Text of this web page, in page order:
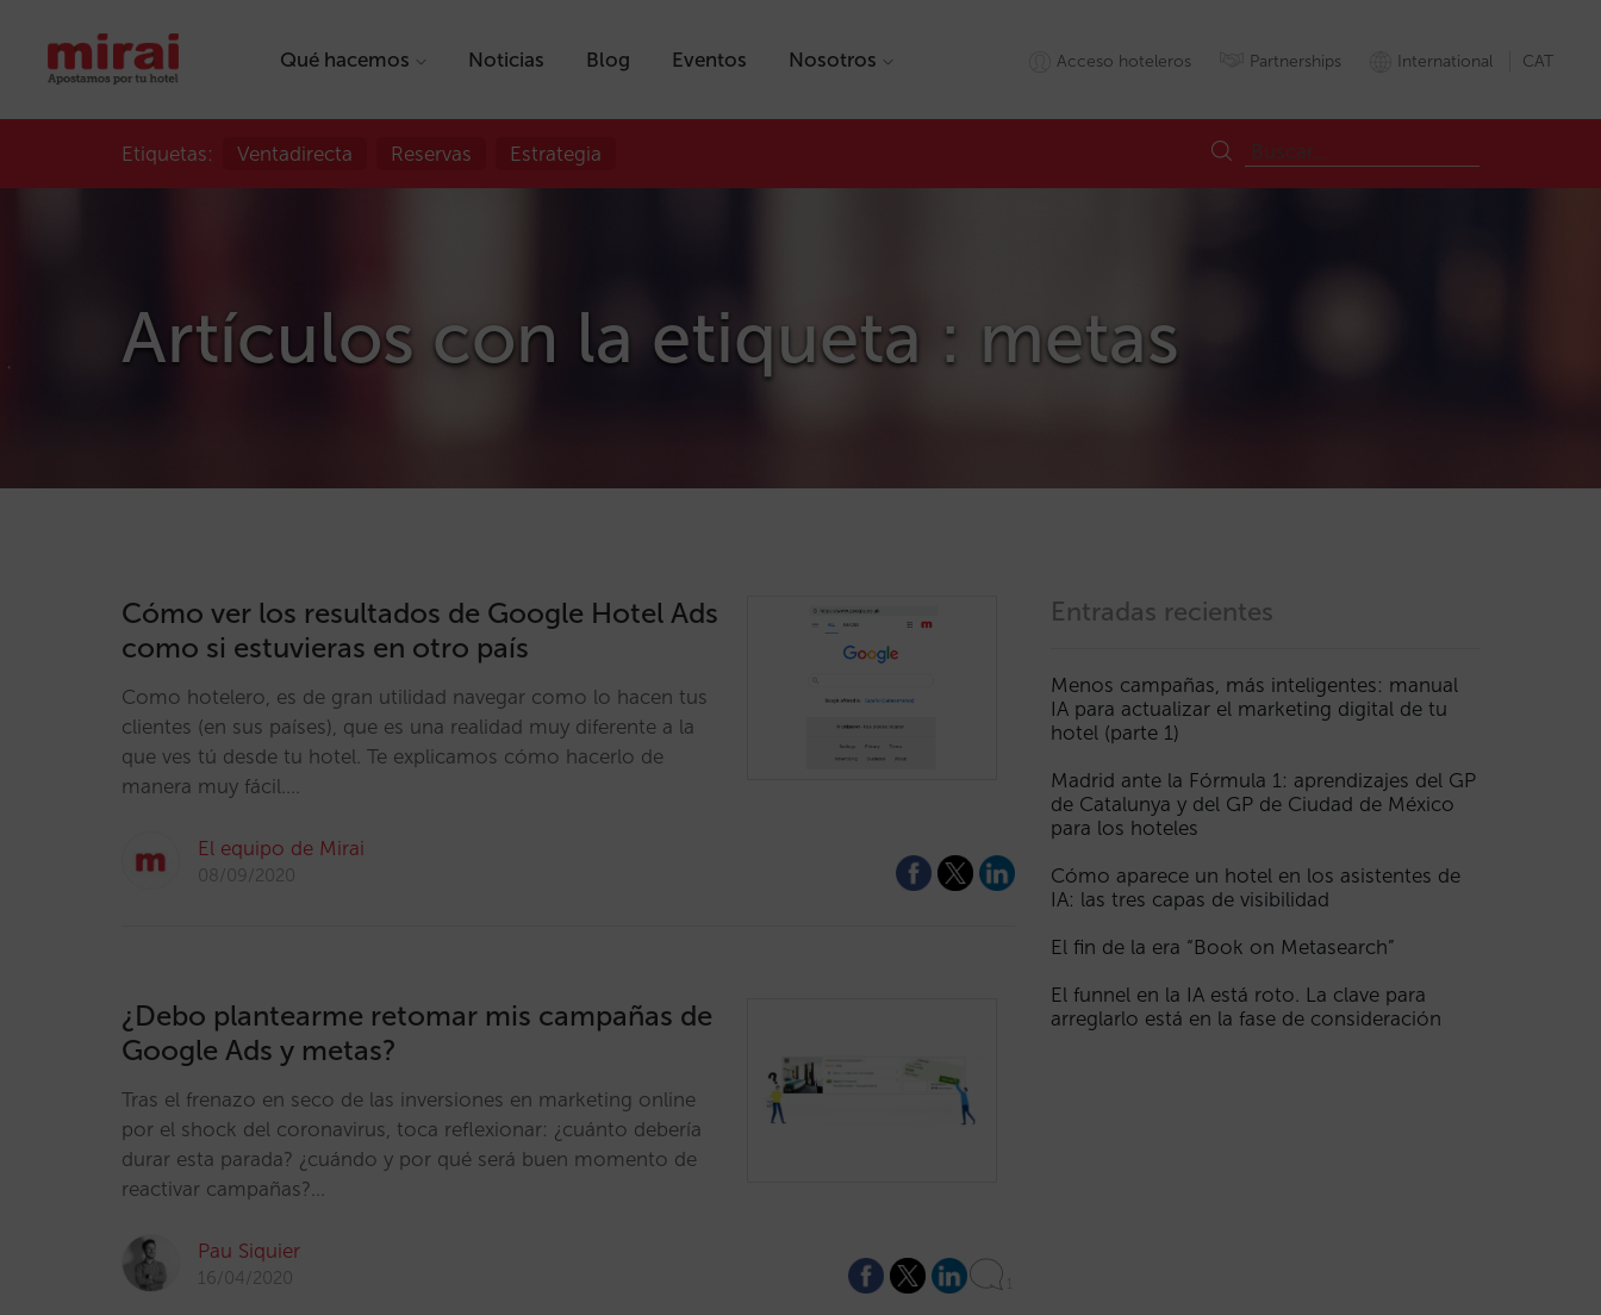
Qué hacemos Noticias Blog Eventos Nosotros Acceso hoteleros Partnerships International CAT
Etiquetas: Ventadirecta Reservas Estrategia
Artículos con la etiqueta : metas
Cómo ver los resultados de Google Hotel Ads
como si estuvieras en otro país
Como hotelero, es de gran utilidad navegar como lo hacen tus
clientes (en sus países), que es una realidad muy diferente a la
que ves tú desde tu hotel. Te explicamos cómo hacerlo de
manera muy fácil.…
El equipo de Mirai
08/09/2020
¿Debo plantearme retomar mis campañas de
Google Ads y metas?
Tras el frenazo en seco de las inversiones en marketing online
por el shock del coronavirus, toca reflexionar: ¿cuánto debería
durar esta parada? ¿cuándo y por qué será buen momento de
reactivar campañas?…
Pau Siquier
16/04/2020
Entradas recientes
Menos campañas, más inteligentes: manual
IA para actualizar el marketing digital de tu
hotel (parte 1)
Madrid ante la Fórmula 1: aprendizajes del GP
de Catalunya y del GP de Ciudad de México
para los hoteles
Cómo aparece un hotel en los asistentes de
IA: las tres capas de visibilidad
El fin de la era “Book on Metasearch”
El funnel en la IA está roto. La clave para
arreglarlo está en la fase de consideración